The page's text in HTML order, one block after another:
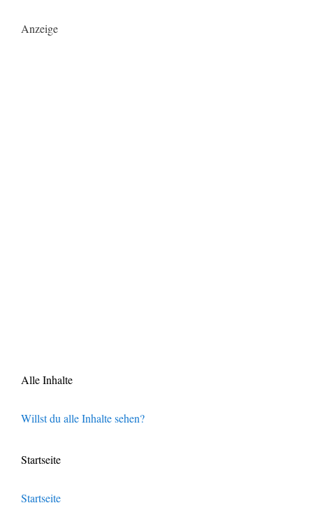
Anzeige
Alle Inhalte
Willst du alle Inhalte sehen?
Startseite
Startseite